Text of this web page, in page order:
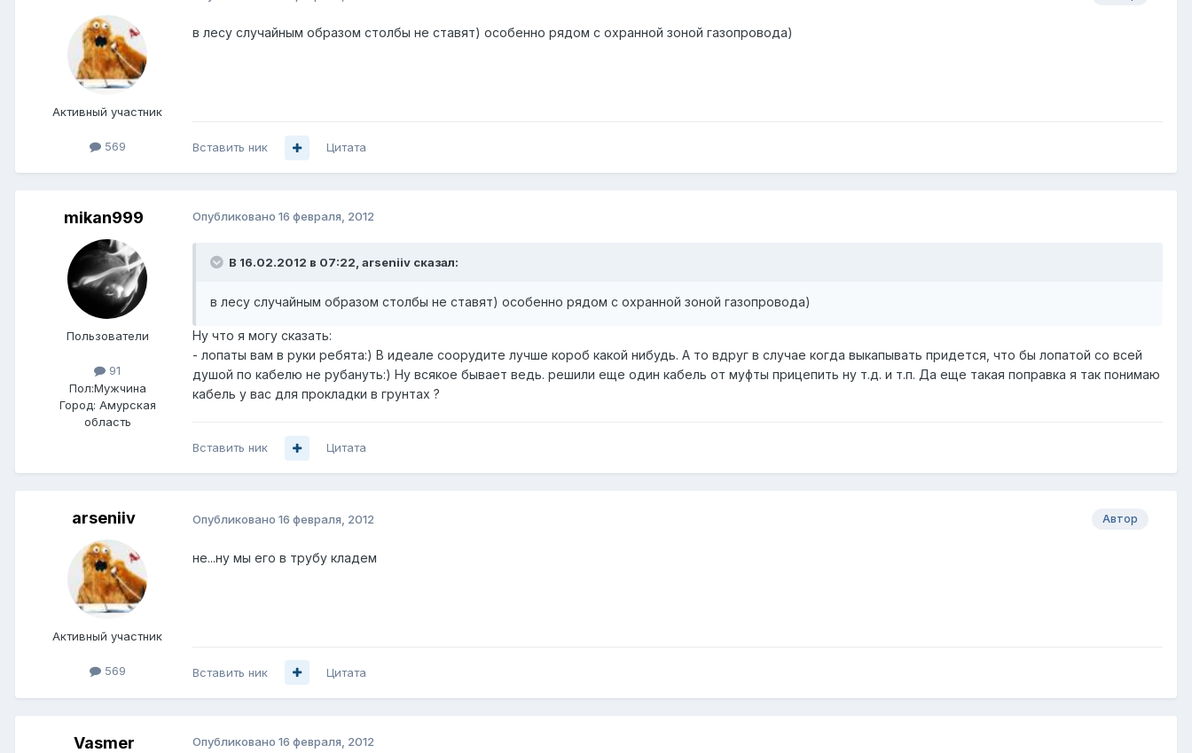
Активный участник
569
в лесу случайным образом столбы не ставят) особенно рядом с охранной зоной газопровода)
Вставить ник Цитата
mikan999
Пользователи
91
Пол:Мужчина
Город: Амурская
область
Опубликовано 16 февраля, 2012
В 16.02.2012 в 07:22, arseniiv сказал:
в лесу случайным образом столбы не ставят) особенно рядом с охранной зоной газопровода)
Ну что я могу сказать:
- лопаты вам в руки ребята:) В идеале соорудите лучше короб какой нибудь. А то вдруг в случае когда выкапывать придется, что бы лопатой со всей
душой по кабелю не рубануть:) Ну всякое бывает ведь. решили еще один кабель от муфты прицепить ну т.д. и т.п. Да еще такая поправка я так понимаю
кабель у вас для прокладки в грунтах ?
Вставить ник Цитата
arseniiv
Активный участник
569
Автор
Опубликовано 16 февраля, 2012
не...ну мы его в трубу кладем
Вставить ник Цитата
Vasmer Опубликовано 16 февраля, 2012